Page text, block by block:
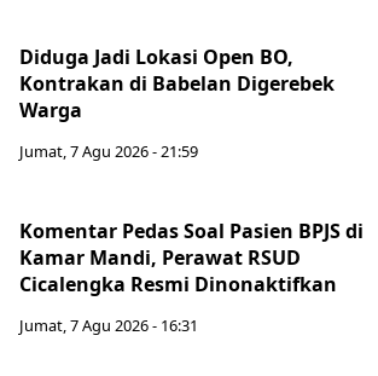
Diduga Jadi Lokasi Open BO,
Kontrakan di Babelan Digerebek
Warga
Jumat, 7 Agu 2026 - 21:59
Komentar Pedas Soal Pasien BPJS di
Kamar Mandi, Perawat RSUD
Cicalengka Resmi Dinonaktifkan
Jumat, 7 Agu 2026 - 16:31